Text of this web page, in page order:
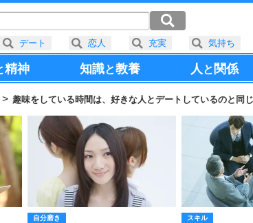
精神 知識と教養 人と 関係
趣味をしている時間は、好きな人とデートしているのと同じ
自分磨き スキル
デート 恋人 充実 気持ち